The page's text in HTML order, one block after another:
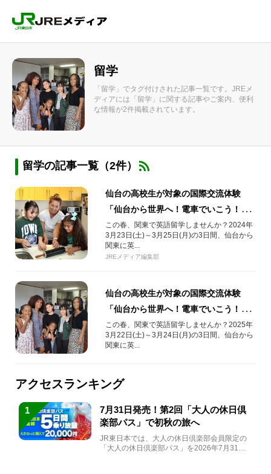
留学
「留学」でタグ付けされた記事一覧です。JREメ
ディアには「留学」に関する記事やご案内、便利
な情報が2件掲載されています。
留学の記事一覧（2件）
仙台の高校生が対象の国際交流体験
「仙台から世界へ！電車でいこう！ま
ちなか留学2024」
この春、関東で英語留学しませんか？2024年
3月23日(土)～3月25日(月)の3日間、仙台から
関東に英...
JREメディア編集部
仙台の高校生が対象の国際交流体験
「仙台から世界へ！電車でいこう！ま
ちなか留学」
この春、関東で英語留学しませんか？2025年
3月22日(土)～3月24日(月)の3日間、仙台から
関東に英...
アクセスランキング
1
7月31日発売！第2回「大人の休日倶
楽部パス」で初秋の旅へ
JR東日本では、大人の休日倶楽部会員限定の
「大人の休日倶楽部パス」を2026年7月31日